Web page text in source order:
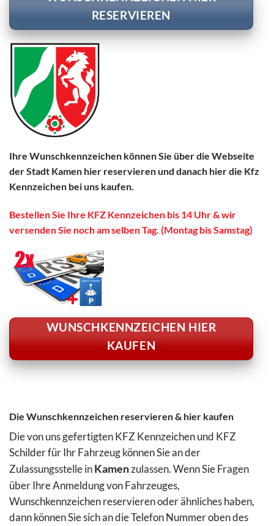
RESERVIEREN
Ihre Wunschkennzeichen können Sie über die Webseite
der Stadt Kamen hier reservieren und danach hier die Kfz
Kennzeichen bei uns kaufen.
Bestellen Sie Ihre KFZ Kennzeichen bis 14 Uhr & wir
versenden Sie noch am selben Tag. (Montag bis Samstag)
WUNSCHKENNZEICHEN HIER
KAUFEN
Die Wunschkennzeichen reservieren & hier kaufen
Die von uns gefertigten KFZ Kennzeichen und KFZ
Schilder für Ihr Fahrzeug können Sie an der
Zulassungsstelle inKamenzulassen. Wenn Sie Fragen
über Ihre Anmeldung von Fahrzeuges,
Wunschkennzeichen reservieren oder ähnliches haben,
dann können Sie sich an die Telefon Nummer oben des